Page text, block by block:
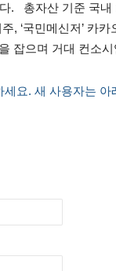
. 총자산 기준 국내
, ‘국민메신저’ 카카
잡으며 거대 컨소
요. 새 사용자는 아